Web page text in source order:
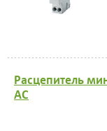
Расцепитель
AC